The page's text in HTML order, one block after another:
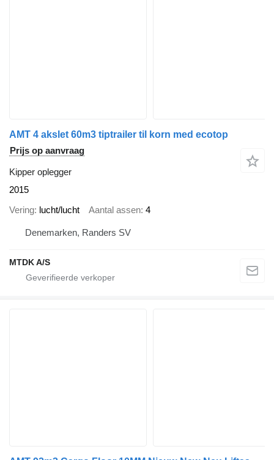
AMT 4 akslet 60m3 tiptrailer til korn med ecotop
Prijs op aanvraag
Kipper oplegger
2015
Vering lucht/lucht Aantal assen 4
Denemarken, Randers SV
MTDK A/S